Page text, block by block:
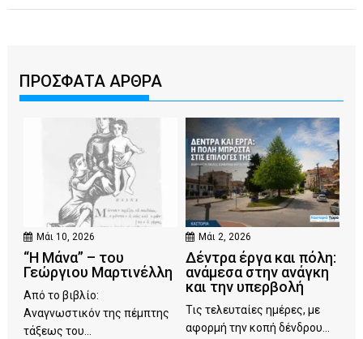
ΠΡΟΣΦΑΤΑ ΑΡΘΡΑ
Μάι 10, 2026
“Η Μάνα” – του
Γεώργιου Μαρτινέλλη
Από το βιβλίο:
Αναγνωστικόν της πέμπτης
τάξεως του...
Μάι 2, 2026
Δέντρα έργα και πόλη:
ανάμεσα στην ανάγκη
και την υπερβολή
Τις τελευταίες ημέρες, με
αφορμή την κοπή δένδρου...